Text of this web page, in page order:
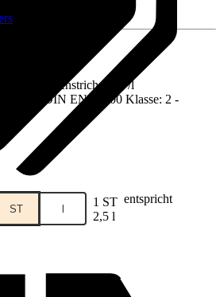
Anstrich:
8 m²/l
nach DIN EN 13300 Klasse: 2 -
ST l 1 ST entspricht
2,5 l